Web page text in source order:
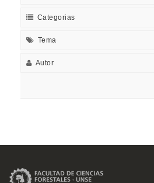
Categorias
Tema
Autor